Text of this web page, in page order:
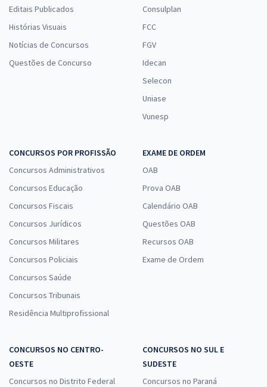
Editais Publicados
Histórias Visuais
Notícias de Concursos
Questões de Concurso
Consulplan
FCC
FGV
Idecan
Selecon
Uniase
Vunesp
CONCURSOS POR PROFISSÃO
Concursos Administrativos
Concursos Educação
Concursos Fiscais
Concursos Jurídicos
Concursos Militares
Concursos Policiais
Concursos Saúde
Concursos Tribunais
Residência Multiprofissional
EXAME DE ORDEM
OAB
Prova OAB
Calendário OAB
Questões OAB
Recursos OAB
Exame de Ordem
CONCURSOS NO CENTRO-
OESTE
Concursos no Distrito Federal
CONCURSOS NO SUL E
SUDESTE
Concursos no Paraná